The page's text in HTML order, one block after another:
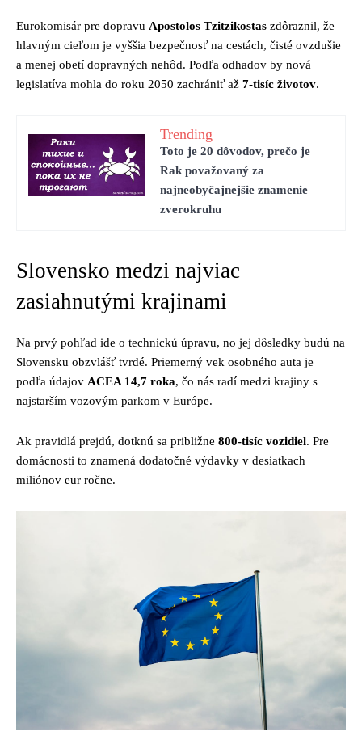
Eurokomisár pre dopravu Apostolos Tzitzikostas zdôraznil, že
hlavným cieľom je vyššia bezpečnosť na cestách, čisté ovzdušie
a menej obetí dopravných nehôd. Podľa odhadov by nová
legislatíva mohla do roku 2050 zachrániť až 7-tisíc životov.
Trending
Toto je 20 dôvodov, prečo je
Rak považovaný za
najneobyčajnejšie znamenie
zverokruhu
Slovensko medzi najviac
zasiahnutými krajinami
Na prvý pohľad ide o technickú úpravu, no jej dôsledky budú na
Slovensku obzvlášť tvrdé. Priemerný vek osobného auta je
podľa údajov ACEA 14,7 roka, čo nás radí medzi krajiny s
najstarším vozovým parkom v Európe.
Ak pravidlá prejdú, dotknú sa približne 800-tisíc vozidiel. Pre
domácnosti to znamená dodatočné výdavky v desiatkach
miliónov eur ročne.